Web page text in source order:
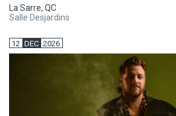
La Sarre, QC
Salle Desjardins
12 DEC 2026